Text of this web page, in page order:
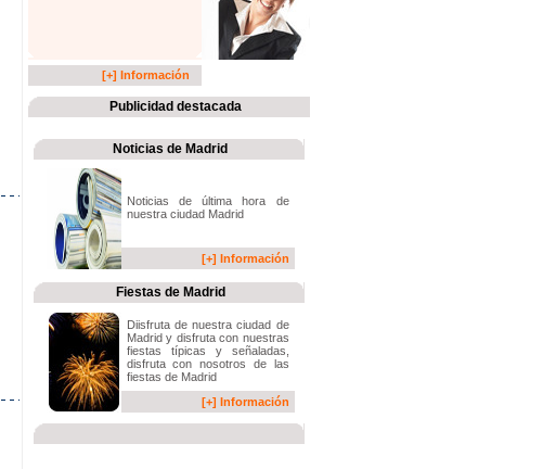
[+] Información
Publicidad destacada
Noticias de Madrid
Noticias de última hora de
nuestra ciudad Madrid
[+] Información
Fiestas de Madrid
Diisfruta de nuestra ciudad de
Madrid y disfruta con nuestras
fiestas típicas y señaladas,
disfruta con nosotros de las
fiestas de Madrid
[+] Información